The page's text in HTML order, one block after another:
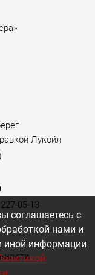
Лукойл
05-13
соглашаетесь с
нами и
иной информации